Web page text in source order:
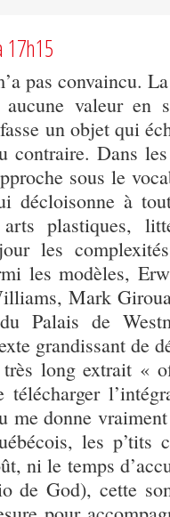
17h15
pas convaincu.
valeur en
un objet qui
contraire. Dans
sous le
décloisonne à
plastiques,
les
les modèles,
Mark
Palais de
grandissant de
long extrait «
me donne
les p’tits
ni le temps
de God), cette